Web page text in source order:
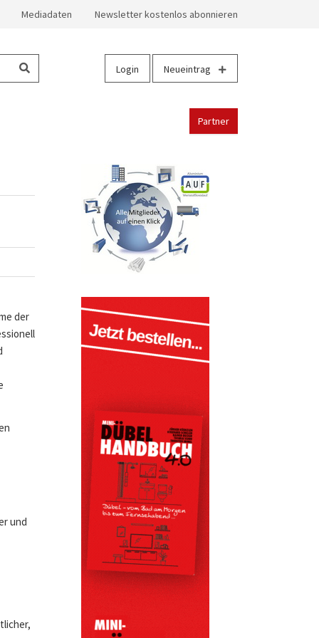
Mediadaten Newsletter kostenlos abonnieren
Login Neueintrag
Partner
der
und